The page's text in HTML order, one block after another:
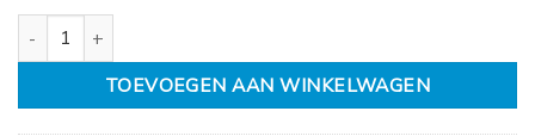
badhuis groot met lip zwart aantal
TOEVOEGEN AAN WINKELWAGEN